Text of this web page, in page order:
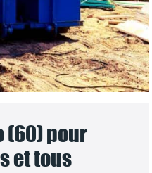
(60) pour
et tous